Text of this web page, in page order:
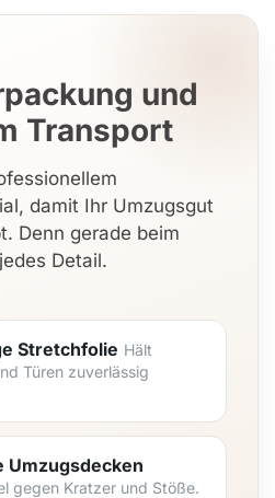
und
Transport
damit Ihr Umzugsgut
Denn gerade beim
Detail.
Stretchfolie Hält
Türen zuverlässig
Umzugsdecken
gegen Kratzer und Stöße.